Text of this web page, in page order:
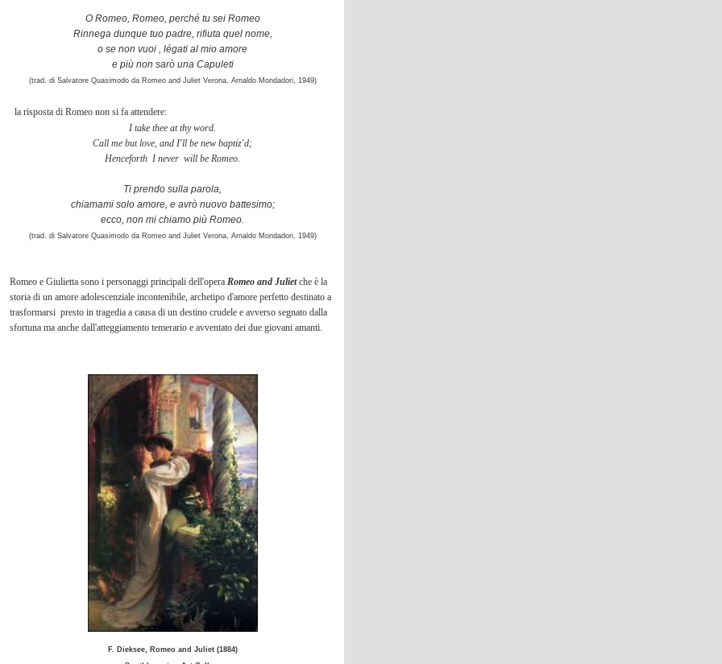
O Romeo, Romeo, perché tu sei Romeo
Rinnega dunque tuo padre, rifiuta quel nome,
o se non vuoi , légati al mio amore
e più non sarò una Capuleti
(trad. di Salvatore Quasimodo da Romeo and Juliet Verona, Arnaldo Mondadori, 1949)
la risposta di Romeo non si fa attendere:
I take thee at thy word.
Call me but love, and I'll be new baptiz'd;
Henceforth I never will be Romeo.
Ti prendo sulla parola,
chiamami solo amore, e avrò nuovo battesimo;
ecco, non mi chiamo più Romeo.
(trad. di Salvatore Quasimodo da Romeo and Juliet Verona, Arnaldo Mondadori, 1949)
Romeo e Giulietta sono i personaggi principali dell'opera Romeo and Juliet che è la
storia di un amore adolescenziale incontenibile, archetipo d'amore perfetto destinato a
trasformarsi presto in tragedia a causa di un destino crudele e avverso segnato dalla
sfortuna ma anche dall'atteggiamento temerario e avventato dei due giovani amanti.
F. Dieksee, Romeo and Juliet (1884)